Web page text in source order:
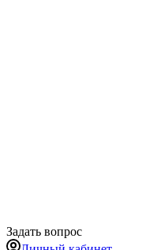
Задать вопрос